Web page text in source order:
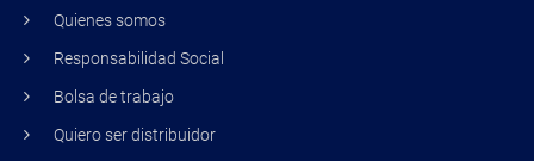
Quienes somos
Responsabilidad Social
Bolsa de trabajo
Quiero ser distribuidor